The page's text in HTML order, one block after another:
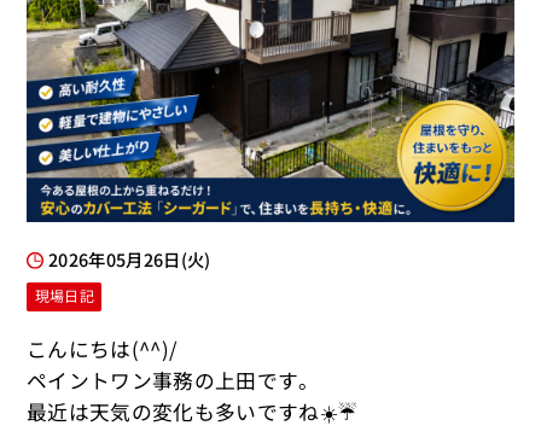
2026年05月26日(火)
現場日記
こんにちは(^^)/
ペイントワン事務の上田です。
最近は天気の変化も多いですね☀️☔